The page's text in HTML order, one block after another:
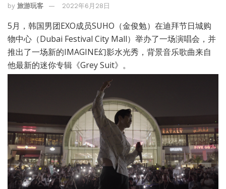
by 旅游玩客 2022年6月28日
5月，韩国男团EXO成员SUHO（金俊勉）在迪拜节日城购
物中心（Dubai Festival City Mall）举办了一场演唱会，并
推出了一场新的IMAGINE幻影水光秀，背景音乐歌曲来自
他最新的迷你专辑《Grey Suit》。